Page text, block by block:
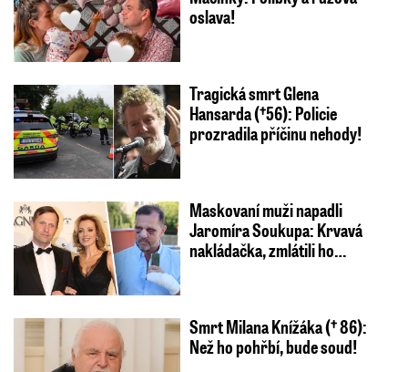
oslava!
Tragická smrt Glena
Hansarda (†56): Policie
prozradila příčinu nehody!
Maskovaní muži napadli
Jaromíra Soukupa: Krvavá
nakládačka, zmlátili ho…
Smrt Milana Knížáka († 86):
Než ho pohřbí, bude soud!